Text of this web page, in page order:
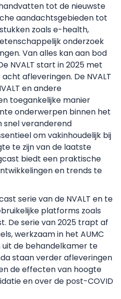
tot de nieuwste
aandachtsgebieden tot
zoals e-health,
onderzoek
Van alles kan aan bod
NVALT start in 2025 met
afleveringen. De NVALT
en andere
toegankelijke manier
onderwerpen binnen het
snel veranderend
om vakinhoudelijk bij
te zijn van de laatste
biedt een praktische
en trends te
serie van de NVALT en te
platforms zoals
De serie van 2025 trapt af
werkzaam in het AUMC
de behandelkamer te
staan verder afleveringen
de effecten van hoogte
en over de post-COVID